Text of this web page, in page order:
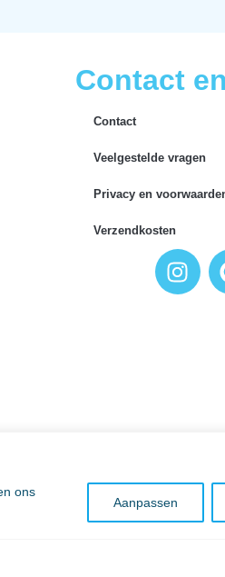
ons
Aanpassen
Contact
Contact
Veelgestelde vragen
Privacy en
Verzendkosten